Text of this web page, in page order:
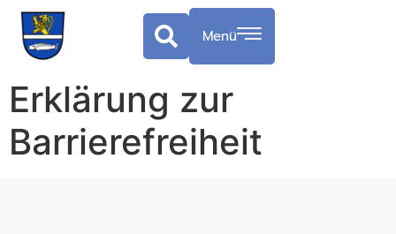
springen
Menü
Erklärung zur
Barrierefreiheit